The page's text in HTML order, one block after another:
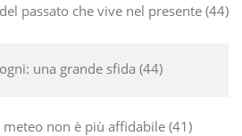
passato che vive nel presente 44
una grande sfida 44
non è più affidabile 41